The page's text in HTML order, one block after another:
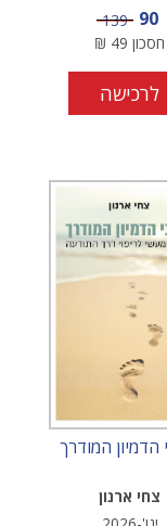
מחיר מבצע
90 מחיר
139
חסכון 49
₪
לרכישה
הדמיון המודרך
צחי ארנון